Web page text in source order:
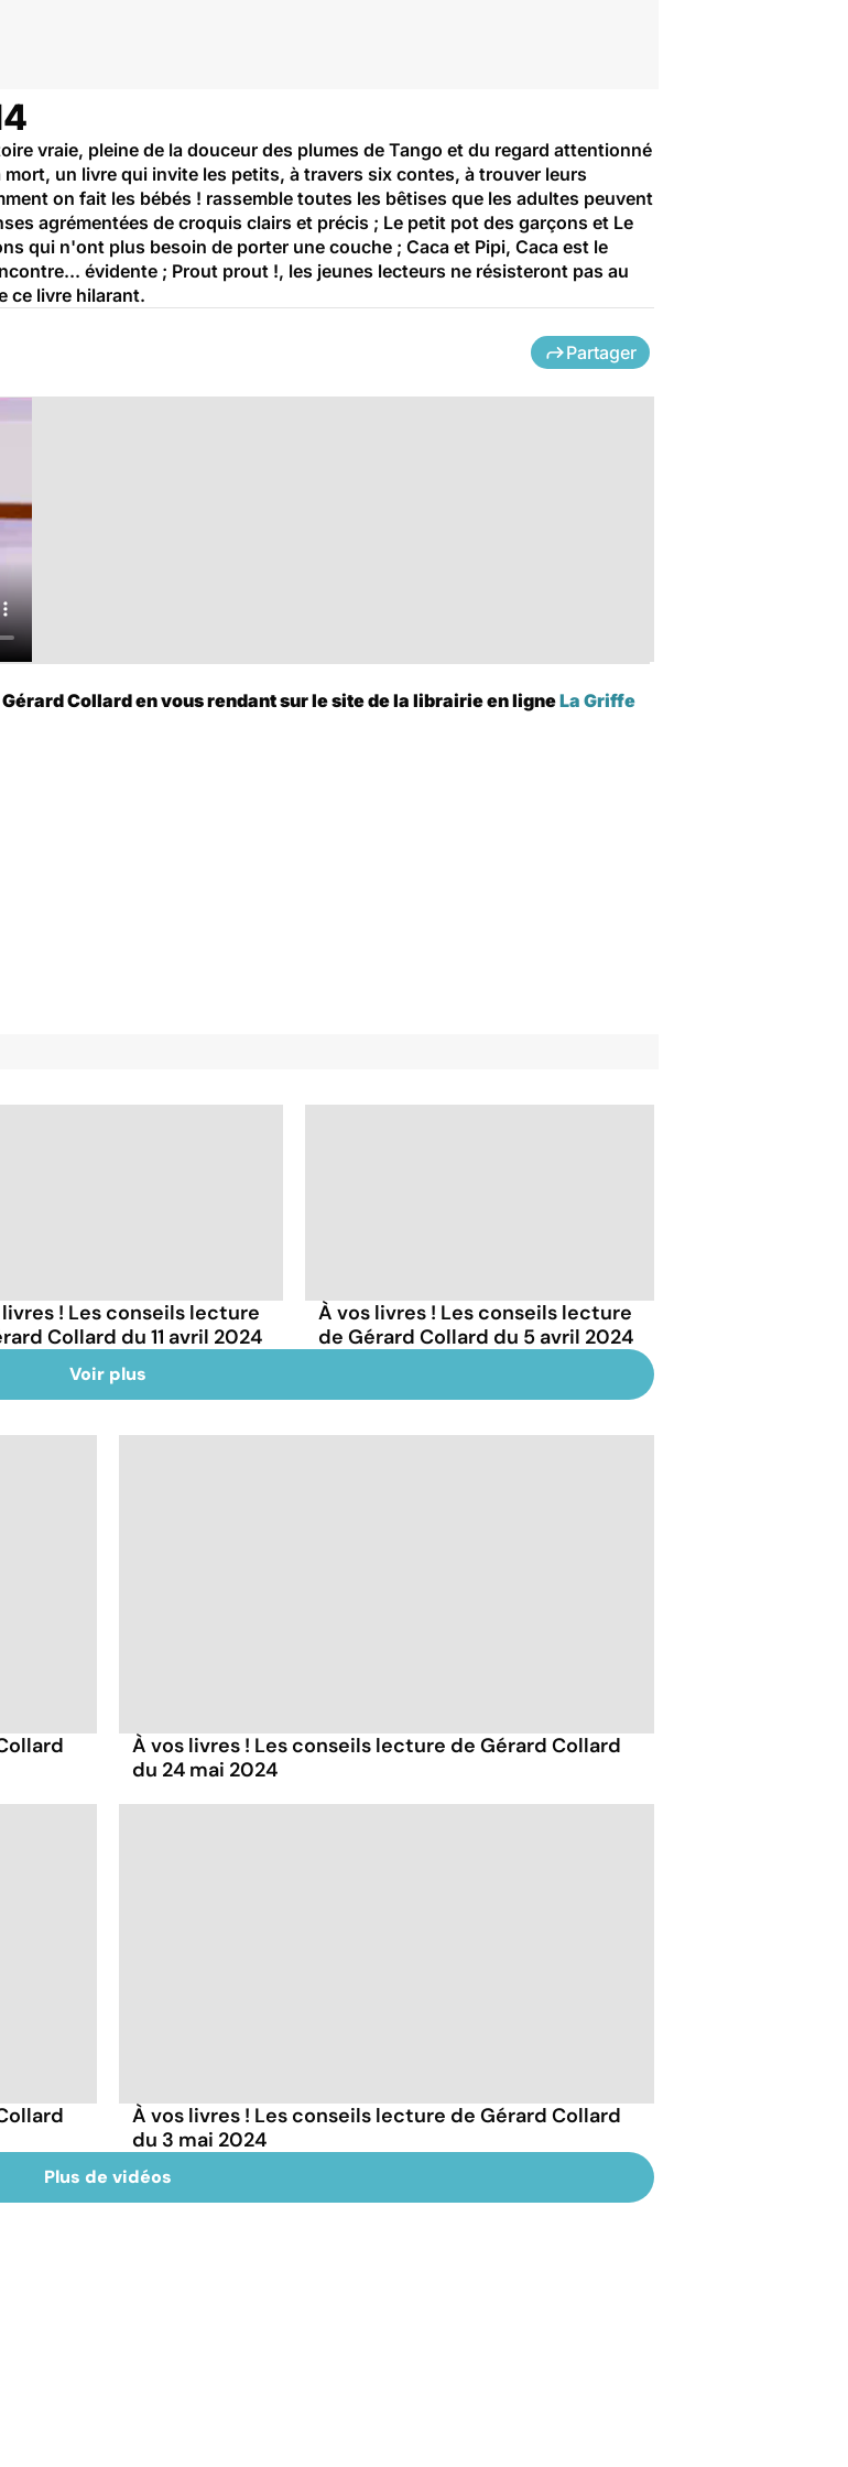
vraie, pleine de la douceur des plumes de Tango et du regard attentionné
un livre qui invite les petits, à travers six contes, à trouver leurs
on fait les bébés ! rassemble toutes les bêtises que les adultes peuvent
agrémentées de croquis clairs et précis ; Le petit pot des garçons et Le
qui n'ont plus besoin de porter une couche ; Caca et Pipi, Caca est le
évidente ; Prout prout !, les jeunes lecteurs ne résisteront pas au
ce livre hilarant.
Partager
Collard en vous rendant sur le site de la librairie en ligneLa Griffe
! Les conseils lecture
Collard du 11 avril 2024
À vos livres ! Les conseils lecture
de Gérard Collard du 5 avril 2024
Voir plus
À vos livres ! Les conseils lecture de Gérard Collard
du 24 mai 2024
À vos livres ! Les conseils lecture de Gérard Collard
du 3 mai 2024
Plus de vidéos